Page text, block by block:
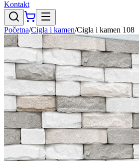
Kontakt
Početna/Cigla i kamen/Cigla i kamen 108